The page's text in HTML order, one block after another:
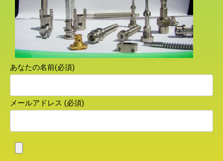
あなたの名前(必須)
メールアドレス (必須)